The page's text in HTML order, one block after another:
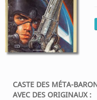
CASTE DES MÉTA-
AVEC DES ORIGINAUX :